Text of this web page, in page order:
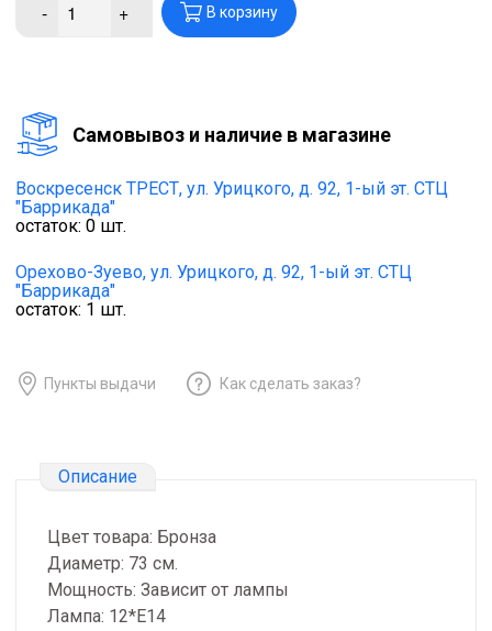
- + В корзину
Cамовывоз и наличие в магазине
Воскресенск ТРЕСТ, ул. Урицкого, д. 92, 1-ый эт. СТЦ
"Баррикада"
остаток: 0 шт.
Орехово-Зуево, ул. Урицкого, д. 92, 1-ый эт. СТЦ
"Баррикада"
остаток: 1 шт.
Пункты выдачи Как сделать заказ?
Описание
Цвет товара: Бронза
Диаметр: 73 см.
Мощность: Зависит от лампы
Лампа: 12*Е14